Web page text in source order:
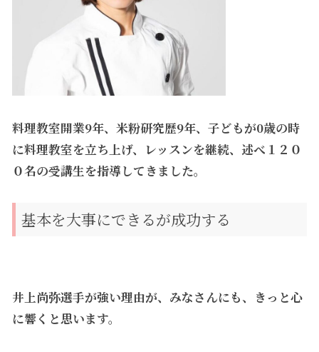
料理教室開業9年、米粉研究歴9年、子どもが0歳の時
に料理教室を立ち上げ、レッスンを継続、述べ１２０
０名の受講生を指導してきました。
基本を大事にできるが成功する
井上尚弥選手が強い理由が、みなさんにも、きっと心
に響くと思います。